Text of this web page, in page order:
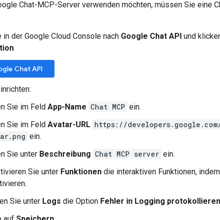
Chat-MCP-Server verwenden möchten, müssen Sie eine
in der Google Cloud Console nach Google Chat API und
.
Chat API
Sie im Feld App-Name Chat MCP ein.
Sie im Feld Avatar-URL https://
ein.
Sie unter Beschreibung Chat MCP server ein.
Sie unter Funktionen die interaktiven Funktionen,
Sie unter Logs die Option Fehler in Logging protokollieren